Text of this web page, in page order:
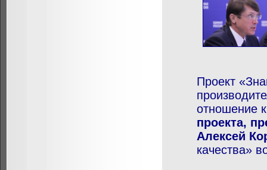
Проект
отношение
проекта,
Алексей
качества»